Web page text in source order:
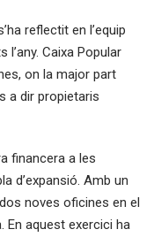
reflectit en l’equip
Caixa Popular
on la major part
a dir propietaris
financera a les
d’expansió. Amb un
noves oficines en el
En aquest exercici ha